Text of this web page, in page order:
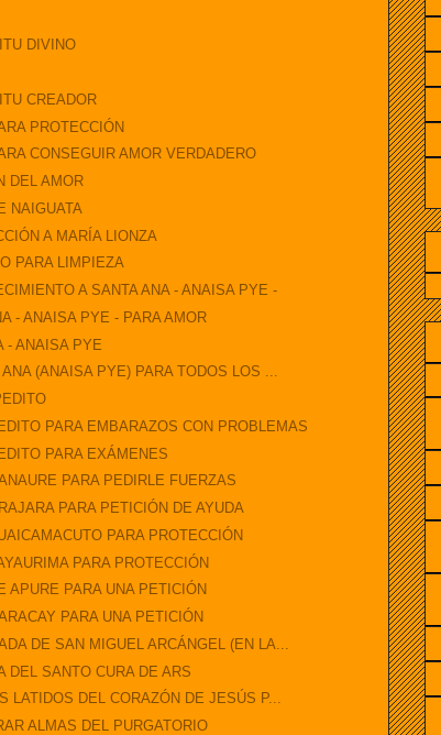
DIVINO
CREADOR
PROTECCIÓN
CONSEGUIR AMOR VERDADERO
DEL AMOR
NAIGUATA
A MARÍA LIONZA
PARA LIMPIEZA
A SANTA ANA - ANAISA PYE -
- ANAISA PYE - PARA AMOR
- ANAISA PYE
(ANAISA PYE) PARA TODOS LOS ...
PARA EMBARAZOS CON PROBLEMAS
PARA EXÁMENES
PARA PEDIRLE FUERZAS
PARA PETICIÓN DE AYUDA
PARA PROTECCIÓN
PARA PROTECCIÓN
APURE PARA UNA PETICIÓN
PARA UNA PETICIÓN
DE SAN MIGUEL ARCÁNGEL (EN LA...
DEL SANTO CURA DE ARS
LATIDOS DEL CORAZÓN DE JESÚS P...
ALMAS DEL PURGATORIO